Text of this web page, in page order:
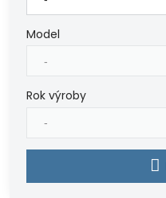
Model
Rok výroby